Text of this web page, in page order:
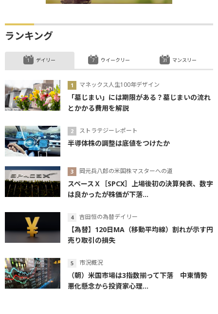
ランキング
デイリー
マネックス人生100年デザイン
「墓じまい」には期限がある？墓じまいの流れ
とかかる費用を解説
ストラテジーレポート
半導体株の調整は底値をつけたか
岡元兵八郎の米国株マスターへの道
スペースＸ［SPCX］上場後初の決算発表、数字
は良かったが株価が下落...
吉田恒の為替デイリー
【為替】120日MA（移動平均線）割れが示す円
売り取引の損失
市況概況
（朝）米国市場は3指数揃って下落 中東情勢
悪化懸念から投資家心理...
ウイークリー マンスリー